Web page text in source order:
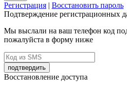
Регистрация | Восстановить пароль
Подтверждение регистрационных
Мы выслали на ваш телефон код
пожалуйста в форму ниже
подтвердить
Восстановление доступа